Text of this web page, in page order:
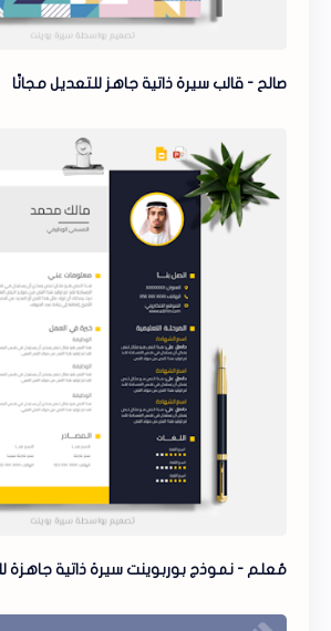
صالح - قالب سيرة ذاتية جاهز للتعديل مجانًا
مُعلم - نموذج بوربوينت سيرة ذاتية جاهزة